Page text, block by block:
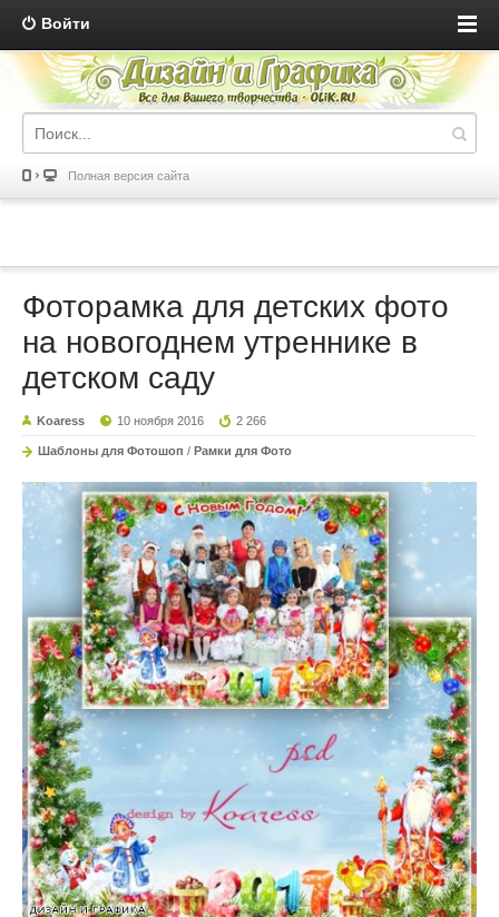
Войти
Полная версия сайта
Фоторамка для детских фото
на новогоднем утреннике в
детском саду
Koaress 10 ноября 2016 2 266
Шаблоны для Фотошоп / Рамки для Фото